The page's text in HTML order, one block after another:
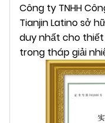
Công ty TNHH
Tianjin Latino sở
duy nhất cho
trong tháp giải